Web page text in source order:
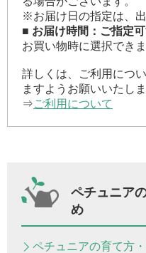
※お届け日の指定は、出
■ お届け時間：ご指定可
お買い物時に選択でき
詳しくは、ご利用につ
ますようお願いいたしま
⇒ご利用について
ペチュニア
め
ペチュニアの育て方